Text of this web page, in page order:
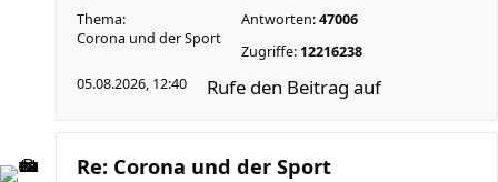
Thema:
Corona und der Sport
Antworten:47006
Zugriffe: 12216238
05.08.2026, 12:40
Rufe den Beitrag auf
Re: Corona und der Sport